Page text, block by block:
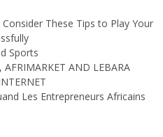
These Tips to Play Your
Sports
AFRIMARKET AND LEBARA
Les Entrepreneurs Africains